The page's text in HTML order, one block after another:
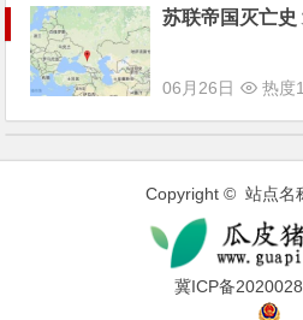
苏联帝国灭亡史
06月26日 热度
Copyright © 站点名
冀ICP备